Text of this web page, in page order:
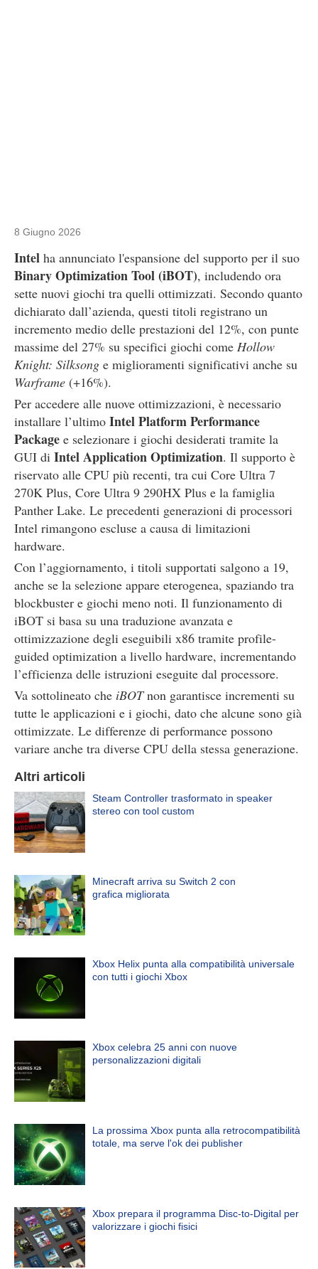
8 Giugno 2026
Intel ha annunciato l'espansione del supporto per il suo
Binary Optimization Tool (iBOT), includendo ora
sette nuovi giochi tra quelli ottimizzati. Secondo quanto
dichiarato dall’azienda, questi titoli registrano un
incremento medio delle prestazioni del 12%, con punte
massime del 27% su specifici giochi come Hollow
Knight: Silksong e miglioramenti significativi anche su
Warframe (+16%).
Per accedere alle nuove ottimizzazioni, è necessario
installare l’ultimo Intel Platform Performance
Package e selezionare i giochi desiderati tramite la
GUI di Intel Application Optimization. Il supporto è
riservato alle CPU più recenti, tra cui Core Ultra 7
270K Plus, Core Ultra 9 290HX Plus e la famiglia
Panther Lake. Le precedenti generazioni di processori
Intel rimangono escluse a causa di limitazioni
hardware.
Con l’aggiornamento, i titoli supportati salgono a 19,
anche se la selezione appare eterogenea, spaziando tra
blockbuster e giochi meno noti. Il funzionamento di
iBOT si basa su una traduzione avanzata e
ottimizzazione degli eseguibili x86 tramite profile-
guided optimization a livello hardware, incrementando
l’efficienza delle istruzioni eseguite dal processore.
Va sottolineato che iBOTnon garantisce incrementi su
tutte le applicazioni e i giochi, dato che alcune sono già
ottimizzate. Le differenze di performance possono
variare anche tra diverse CPU della stessa generazione.
Altri articoli
Steam Controller trasformato in speaker
stereo con tool custom
Minecraft arriva su Switch 2 con
grafica migliorata
Xbox Helix punta alla compatibilità universale
con tutti i giochi Xbox
Xbox celebra 25 anni con nuove
personalizzazioni digitali
La prossima Xbox punta alla retrocompatibilità
totale, ma serve l'ok dei publisher
Xbox prepara il programma Disc-to-Digital per
valorizzare i giochi fisici